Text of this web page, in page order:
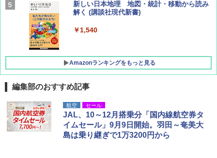
BE-PAL(ビ-パル) 2026年 9 月号【特別付録:
SOTO ミニマル"旅"財布 ランダム2種】
￥1,500
新しい日本地理 地図・統計・移動から読み
解く (講談社現代新書)
￥1,540
Amazonランキングをもっと見る
[キャンパーズコレクション 山善] ポップアッ
プテント 傘みたいに広げて畳める パッとサ
ッとサンシェード キューブ フルクローズ メ
ッシュ 簡単設置 ワンタッチテント キャンプ
&ハイキング カーキ PATC-150(KH)
BUNDOK(バンドック)ソロ ドーム 1 EX BDK
-08EX カーキ ソロキャンプ ポリエステル フ
レーム テント
￥14,800
編集部のおすすめ記事
航空 セール
JAL、10～12月搭乗分「国内線航空券タ
イムセール」9月9日開始。羽田～奄美大
島は乗り継ぎで1万3200円から